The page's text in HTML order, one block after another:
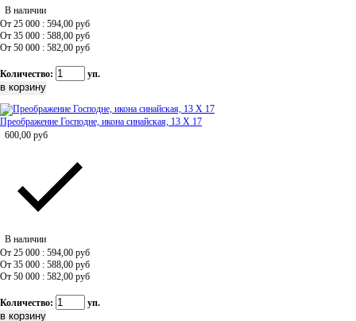
В наличии
От 25 000 : 594,00 руб
От 35 000 : 588,00 руб
От 50 000 : 582,00 руб
Количество: уп.
Преображение Господне, икона синайская, 13 Х 17
600,00 руб
В наличии
От 25 000 : 594,00 руб
От 35 000 : 588,00 руб
От 50 000 : 582,00 руб
Количество: уп.